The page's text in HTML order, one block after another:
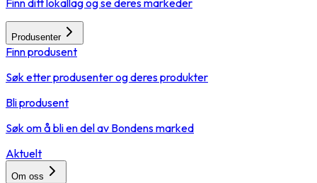
Finn ditt lokallag og se deres markeder
Produsenter
Finn produsent
Søk etter produsenter og deres produkter
Bli produsent
Søk om å bli en del av Bondens marked
Aktuelt
Om oss